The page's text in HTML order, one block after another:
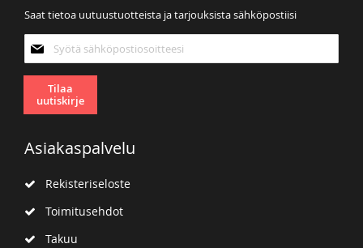
Saat tietoa uutuustuotteista ja tarjouksista sähköpostiisi
uutiskirjeemme:
Tilaa
uutiskirje
Asiakaspalvelu
Rekisteriseloste
Toimitusehdot
Takuu